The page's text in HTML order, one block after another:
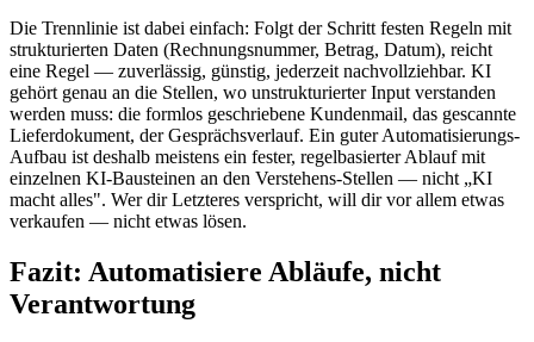
Die Trennlinie ist dabei einfach: Folgt der Schritt festen Regeln mit
strukturierten Daten (Rechnungsnummer, Betrag, Datum), reicht
eine Regel — zuverlässig, günstig, jederzeit nachvollziehbar. KI
gehört genau an die Stellen, wo unstrukturierter Input verstanden
werden muss: die formlos geschriebene Kundenmail, das gescannte
Lieferdokument, der Gesprächsverlauf. Ein guter Automatisierungs-
Aufbau ist deshalb meistens ein fester, regelbasierter Ablauf mit
einzelnen KI-Bausteinen an den Verstehens-Stellen — nicht „KI
macht alles". Wer dir Letzteres verspricht, will dir vor allem etwas
verkaufen — nicht etwas lösen.
Fazit: Automatisiere Abläufe, nicht
Verantwortung